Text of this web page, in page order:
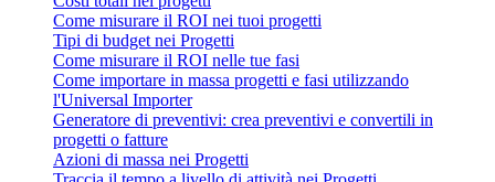
Come misurare il ROI nei tuoi progetti
Tipi di budget nei Progetti
Come misurare il ROI nelle tue fasi
Come importare in massa progetti e fasi utilizzando
l'Universal Importer
Generatore di preventivi: crea preventivi e convertili in
progetti o fatture
Azioni di massa nei Progetti